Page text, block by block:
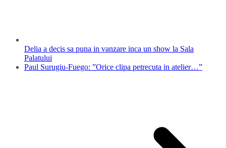
Delia a decis sa puna in vanzare inca un show la Sala
Palatului
Paul Surugiu-Fuego: ”Orice clipa petrecuta in atelier…”